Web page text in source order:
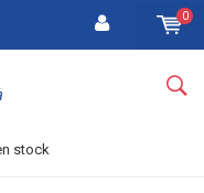
0
stock